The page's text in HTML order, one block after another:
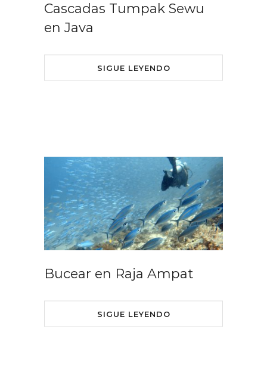
Cascadas Tumpak Sewu
en Java
SIGUE LEYENDO
Bucear en Raja Ampat
SIGUE LEYENDO